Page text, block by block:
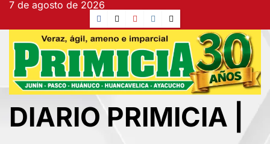
contenido
7 de agosto de 2026
Facebook
TikTokYouTube
Instagram
X
DIARIO PRIMICIA |